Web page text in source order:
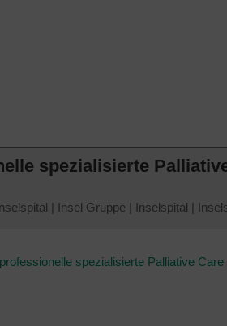
spezialisierte
| Insel Gruppe | Inselspital |
spezialisierte Palliative Care